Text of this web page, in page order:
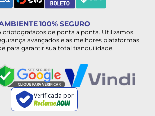
100% SEGURO
criptografados de ponta a ponta. Utilizamos
avançados e as melhores plataformas
para garantir sua total tranquilidade.
Verificada por